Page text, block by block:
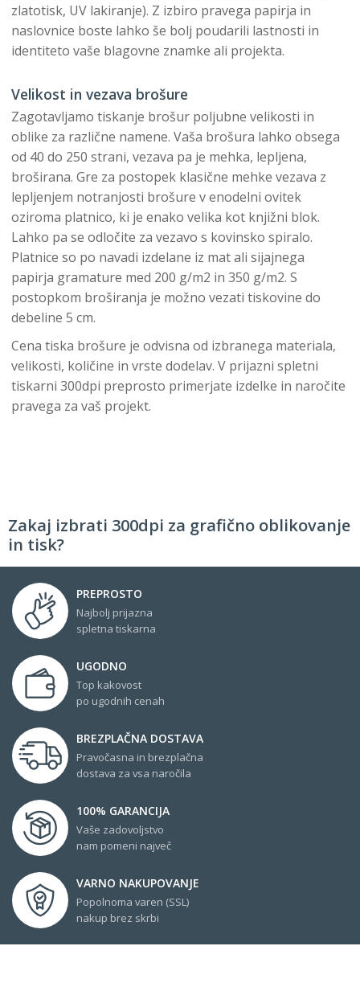
zlatotisk, UV lakiranje). Z izbiro pravega papirja in
naslovnice boste lahko še bolj poudarili lastnosti in
identiteto vaše blagovne znamke ali projekta.
Velikost in vezava brošure
Zagotavljamo tiskanje brošur poljubne velikosti in
oblike za različne namene. Vaša brošura lahko obsega
od 40 do 250 strani, vezava pa je mehka, lepljena,
broširana. Gre za postopek klasične mehke vezava z
lepljenjem notranjosti brošure v enodelni ovitek
oziroma platnico, ki je enako velika kot knjižni blok.
Lahko pa se odločite za vezavo s kovinsko spiralo.
Platnice so po navadi izdelane iz mat ali sijajnega
papirja gramature med 200 g/m2 in 350 g/m2. S
postopkom broširanja je možno vezati tiskovine do
debeline 5 cm.
Cena tiska brošure je odvisna od izbranega materiala,
velikosti, količine in vrste dodelav. V prijazni spletni
tiskarni 300dpi preprosto primerjate izdelke in naročite
pravega za vaš projekt.
Zakaj izbrati 300dpi za grafično oblikovanje
in tisk?
PREPROSTO
Najbolj prijazna
spletna tiskarna
UGODNO
Top kakovost
po ugodnih cenah
BREZPLAČNA DOSTAVA
Pravočasna in brezplačna
dostava za vsa naročila
100% GARANCIJA
Vaše zadovoljstvo
nam pomeni največ
VARNO NAKUPOVANJE
Popolnoma varen (SSL)
nakup brez skrbi